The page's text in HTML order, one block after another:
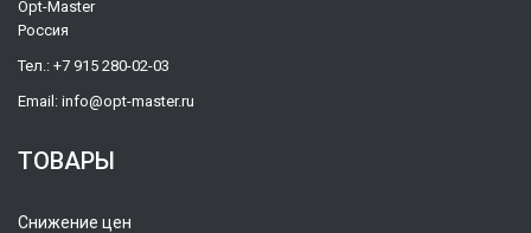
Opt-Master
Россия
Тел.: +7 915 280-02-03
Email: info@opt-master.ru
ТОВАРЫ
Снижение цен